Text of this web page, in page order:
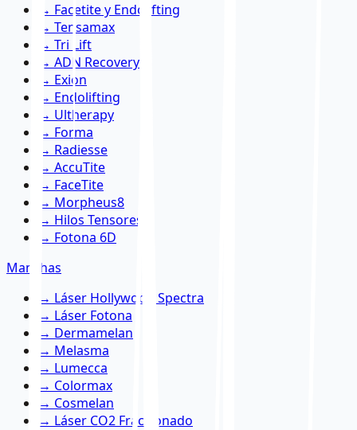
→ Facetite y Endolifting
→ Tensamax
→ Tri Lift
→ ADN Recovery
→ Exion
→ Endolifting
→ Ultherapy
→ Forma
→ Radiesse
→ AccuTite
→ FaceTite
→ Morpheus8
→ Hilos Tensores
→ Fotona 6D
Manchas
→ Láser Hollywood Spectra
→ Láser Fotona
→ Dermamelan
→ Melasma
→ Lumecca
→ Colormax
→ Cosmelan
→ Láser CO2 Fraccionado